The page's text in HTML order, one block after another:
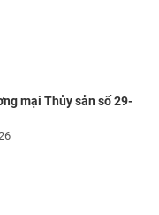
mại Thủy sản số 29-